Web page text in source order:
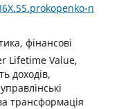
n
фінансові
Lifetime Value,
доходів,
трансформація